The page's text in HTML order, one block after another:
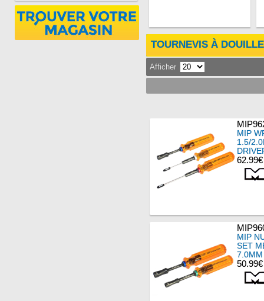
TOURNEVIS À
Afficher
MIP
1.5/
62.99€
MIP
SET
7.0MM
50.99€